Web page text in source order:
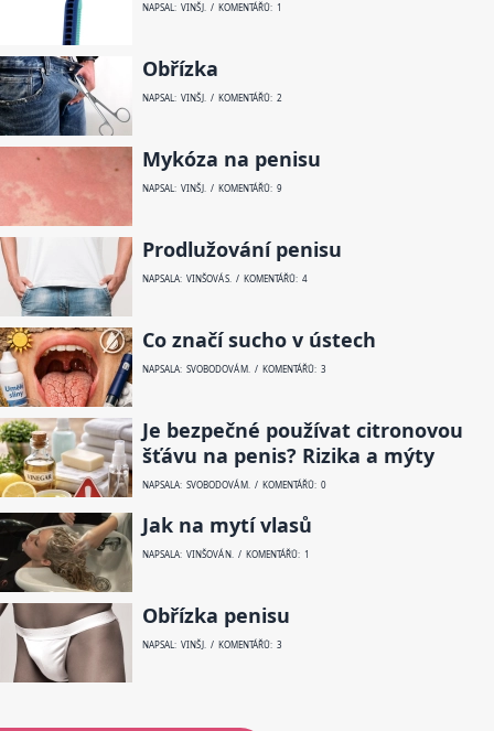
NAPSAL: VINŠ J. / KOMENTÁŘŮ: 1
Obřízka
NAPSAL: VINŠ J. / KOMENTÁŘŮ: 2
Mykóza na penisu
NAPSAL: VINŠ J. / KOMENTÁŘŮ: 9
Prodlužování penisu
NAPSALA: VINŠOVÁ S. / KOMENTÁŘŮ: 4
Co značí sucho v ústech
NAPSALA: SVOBODOVÁ M. / KOMENTÁŘŮ: 3
Je bezpečné používat citronovou
šťávu na penis? Rizika a mýty
NAPSALA: SVOBODOVÁ M. / KOMENTÁŘŮ: 0
Jak na mytí vlasů
NAPSALA: VINŠOVÁ N. / KOMENTÁŘŮ: 1
Obřízka penisu
NAPSAL: VINŠ J. / KOMENTÁŘŮ: 3